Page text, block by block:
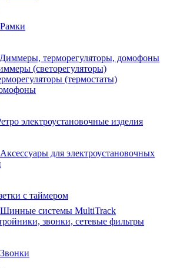
Рамки
Диммеры, терморегуляторы, домофоны
(светорегуляторы)
(термостаты)
электроустановочные изделия
Аксессуары для электроустановочных
с таймером
Шинные системы MultiTrack
звонки, сетевые фильтры
Звонки